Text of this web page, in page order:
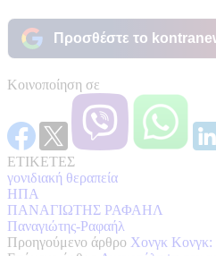
Προσθέστε το
Κοινοποίηση σε
ΕΤΙΚΕΤΕΣ
γονιδιακή θεραπεία
ΗΠΑ
ΠΑΝΑΓΙΩΤΗΣ ΡΑΦΑΗΛ
Παναγιώτης-Ραφαήλ
Προηγούμενο άρθρο Χονγκ Κονγκ: